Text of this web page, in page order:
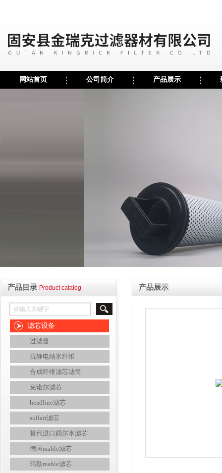
网站首页 公司简介 产品展示
产品目录 Product catalog
滤芯设备
过滤器
抗静电纳米纤维
合成纤维滤芯滤筒
克诺尔滤芯
headline滤芯
sullair滤芯
替代进口颇尔水滤芯
德国mahle滤芯
玛勒mahle滤芯
产品展示